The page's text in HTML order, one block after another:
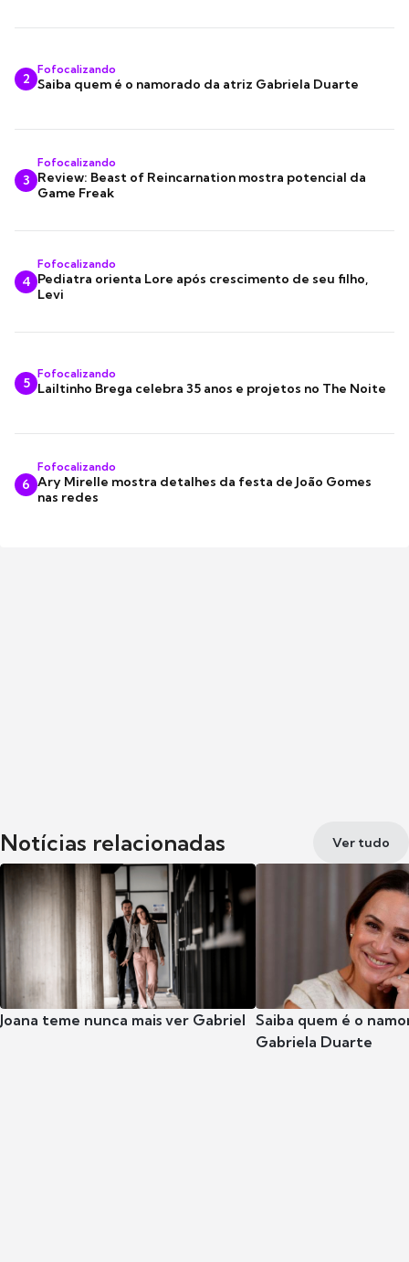
2
Fofocalizando
Saiba quem é o namorado da atriz Gabriela Duarte
3
Fofocalizando
Review: Beast of Reincarnation mostra potencial da
Game Freak
4
Fofocalizando
Pediatra orienta Lore após crescimento de seu filho,
Levi
5
Fofocalizando
Lailtinho Brega celebra 35 anos e projetos no The Noite
6
Fofocalizando
Ary Mirelle mostra detalhes da festa de João Gomes
nas redes
Notícias relacionadas Ver tudo
Joana teme nunca mais ver Gabriel Saiba quem é o
Gabriela Duarte